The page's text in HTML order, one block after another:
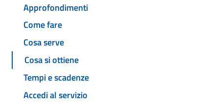
Approfondimenti
Come fare
Cosa serve
Cosa si ottiene
Tempi e scadenze
Accedi al servizio